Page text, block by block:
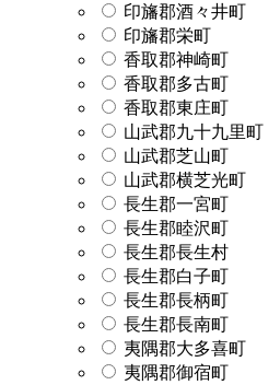
印旛郡酒々井町
印旛郡栄町
香取郡神崎町
香取郡多古町
香取郡東庄町
山武郡九十九里町
山武郡芝山町
山武郡横芝光町
長生郡一宮町
長生郡睦沢町
長生郡長生村
長生郡白子町
長生郡長柄町
長生郡長南町
夷隅郡大多喜町
夷隅郡御宿町